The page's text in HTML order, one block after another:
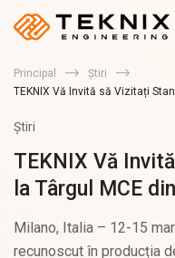
Principal
Știri
TEKNIX Vă Invită să Vizitați
Știri
TEKNIX Vă
la Târgul MCE
Milano, Italia – 12-15
recunoscut în producția